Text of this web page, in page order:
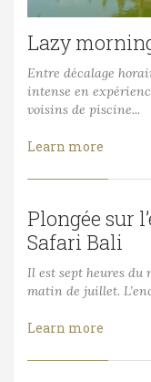
Lazy
Entre décalage
intense en
voisins de piscine...
Learn more
Plongée sur
Safari Bali
Il est sept heures du
matin de juillet.
Learn more